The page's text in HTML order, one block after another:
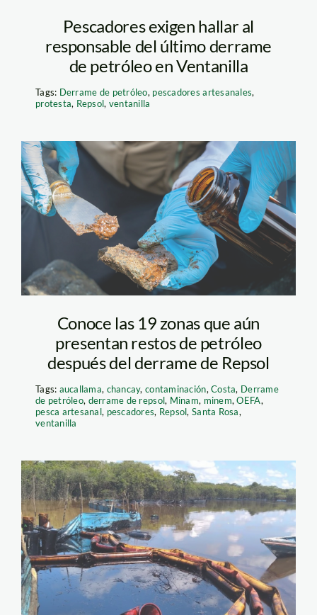
Pescadores exigen hallar al
responsable del último derrame
de petróleo en Ventanilla
Tags: Derrame de petróleo, pescadores artesanales,
protesta, Repsol, ventanilla
derrame de petroleo –
repsol – oefa
Conoce las 19 zonas que aún
presentan restos de petróleo
después del derrame de Repsol
Tags: aucallama, chancay,contaminación,Costa, Derrame
de petróleo, derrame de repsol, Minam, minem,OEFA,
pesca artesanal, pescadores, Repsol, Santa Rosa,
ventanilla
derrame-loreto-
puelo-urarina